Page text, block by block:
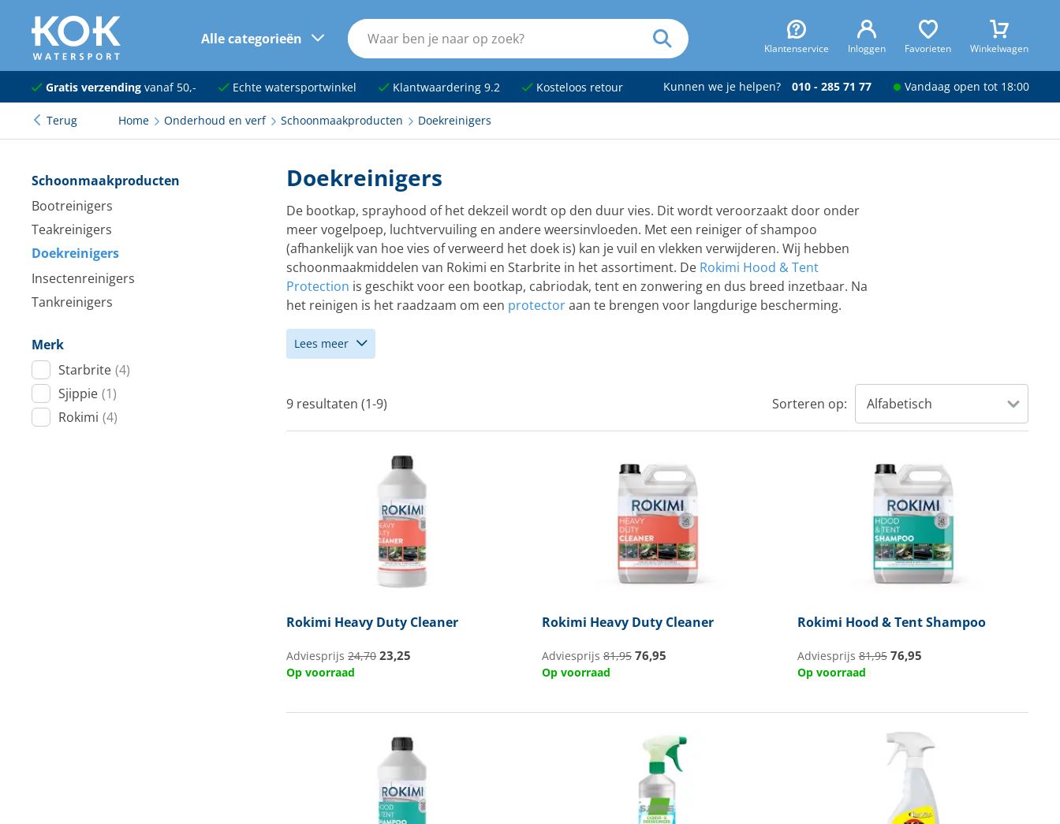
naar hoofdinhoud
Alle categorieën
Klantenservice Inloggen Favorieten Winkelwagen
Navigatie
Dekuitrusting
Onderhoud en verf
Elektra
Kleding en schoenen
Sanitair
Kajuit en kombuis
Techniek en motor
Tuigage en dekbeslag
Gratis verzendingvanaf 50,- Echte watersportwinkel Klantwaardering 9.2 Kosteloos retour Kunnen we je helpen? 010 - 285 71 77 Vandaag open tot 18:00
Terug Home Onderhoud en verf Schoonmaakproducten Doekreinigers
Doekreinigers
De bootkap, sprayhood of het dekzeil wordt op den duur vies. Dit wordt veroorzaakt door onder
meer vogelpoep, luchtvervuiling en andere weersinvloeden. Met een reiniger of shampoo
(afhankelijk van hoe vies of verweerd het doek is) kan je vuil en vlekken verwijderen. Wij hebben
schoonmaakmiddelen van Rokimi en Starbrite in het assortiment. De Rokimi Hood & Tent
Protection is geschikt voor een bootkap, cabriodak, tent en zonwering en dus breed inzetbaar. Na
het reinigen is het raadzaam om een protectoraan te brengen voor langdurige bescherming.
Lees meer
9 resultaten (1-9) Sorteren op:
Rokimi Heavy Duty Cleaner
Adviesprijs24,70 23,25
Op voorraad
Rokimi Heavy Duty Cleaner
Adviesprijs 81,95 76,95
Op voorraad
Rokimi Hood & Tent Shampoo
Adviesprijs81,95 76,95
Op voorraad
Schoonmaakproducten
Bootreinigers
Teakreinigers
Doekreinigers
Insectenreinigers
Tankreinigers
Merk
Starbrite (4)
Sjippie (1)
Rokimi (4)